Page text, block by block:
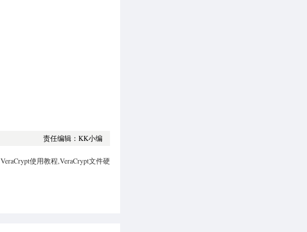
责任编辑：KK小编
VeraCrypt使用教程,VeraCrypt文件硬